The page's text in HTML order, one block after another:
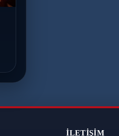
İLETIŞIM